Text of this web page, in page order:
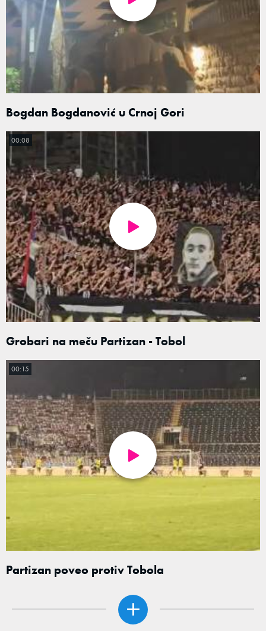
Bogdan Bogdanović u Crnoj Gori
Grobari na meču Partizan - Tobol
00:08
Partizan poveo protiv Tobola
00:15